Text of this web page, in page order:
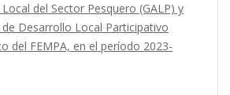
del Sector Pesquero (GALP) y
Desarrollo Local Participativo
del FEMPA, en el período 2023-